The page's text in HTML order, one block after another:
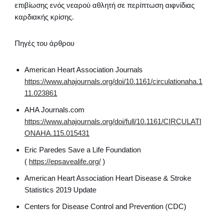
επιβίωσης ενός νεαρού αθλητή σε περίπτωση αιφνίδιας
καρδιακής κρίσης.
Πηγές του άρθρου
American Heart Association Journals
https://www.ahajournals.org/doi/10.1161/circulationaha.1
11.023861
AHA Journals.com
https://www.ahajournals.org/doi/full/10.1161/CIRCULATI
ONAHA.115.015431
Eric Paredes Save a Life Foundation
( https://epsavealife.org/ )
American Heart Association Heart Disease & Stroke
Statistics 2019 Update
Centers for Disease Control and Prevention (CDC)